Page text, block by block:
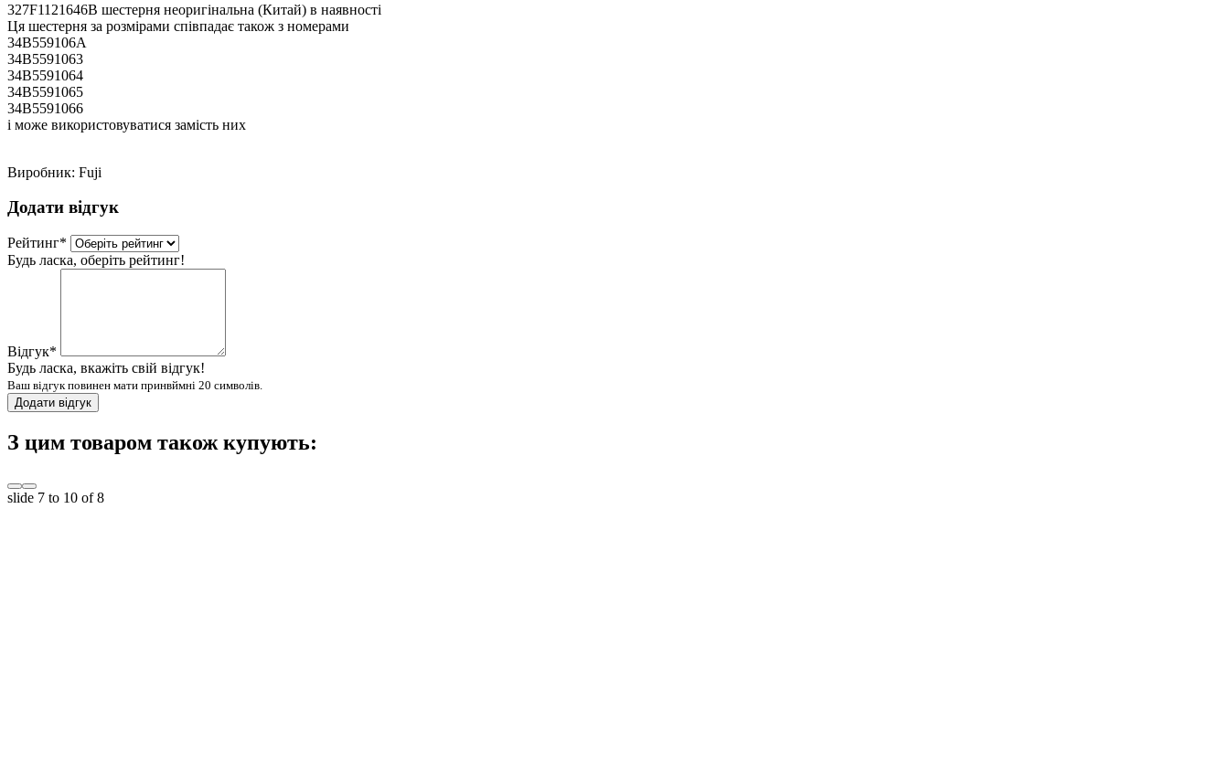
327F1121646B шестерня неоригінальна (Китай) в наявності
Ця шестерня за розмірами співпадає також з номерами
34B559106A
34B5591063
34B5591064
34B5591065
34B5591066
і може використовуватися замість них
Виробник: Fuji
Додати відгук
Рейтинг*
Будь ласка, оберіть рейтинг!
Відгук*
Будь ласка, вкажіть свій відгук!
Ваш відгук повинен мати принвймні 20 символів.
Додати відгук
З цим товаром також купують:
slide 7 to 10 of 8